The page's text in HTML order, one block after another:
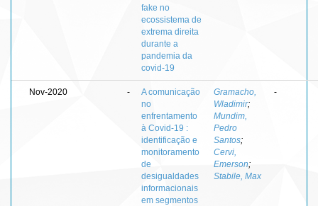
fake no
ecossistema de
extrema direita
durante a
pandemia da
covid-19
Nov-2020 -
A comunicação
no
enfrentamento
à Covid-19 :
identificação e
monitoramento
de
desigualdades
informacionais
em segmentos
Gramacho,
Wladimir;
Mundim,
Pedro
Santos;
Cervi,
Emerson;
Stabile, Max
-